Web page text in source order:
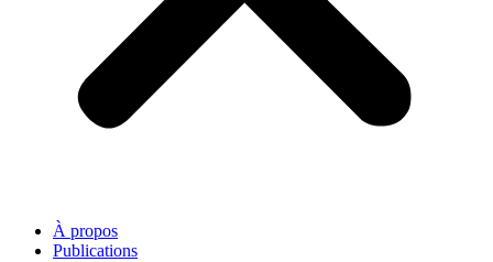
À propos
Publications